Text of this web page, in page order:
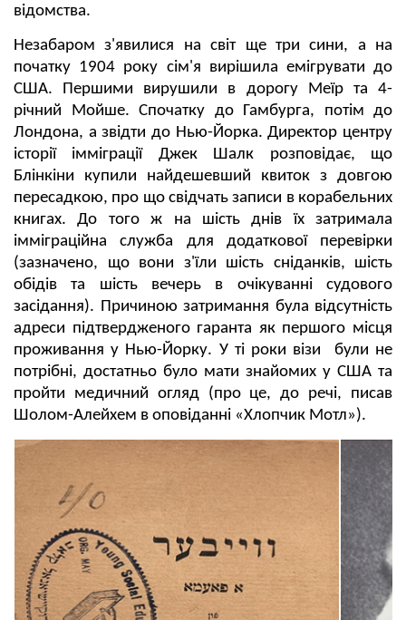
відомства.
Незабаром з'явилися на світ ще три сини, а на
початку 1904 року сім'я вирішила емігрувати до
США. Першими вирушили в дорогу Меїр та 4-
річний Мойше. Спочатку до Гамбурга, потім до
Лондона, а звідти до Нью-Йорка. Директор центру
історії імміграції Джек Шалк розповідає, що
Блінкіни купили найдешевший квиток з довгою
пересадкою, про що свідчать записи в корабельних
книгах. До того ж на шість днів їх затримала
імміграційна служба для додаткової перевірки
(зазначено, що вони з'їли шість сніданків, шість
обідів та шість вечерь в очікуванні судового
засідання). Причиною затримання була відсутність
адреси підтвердженого гаранта як першого місця
проживання у Нью-Йорку. У ті роки візи були не
потрібні, достатньо було мати знайомих у США та
пройти медичний огляд (про це, до речі, писав
Шолом-Алейхем в оповіданні «Хлопчик Мотл»).